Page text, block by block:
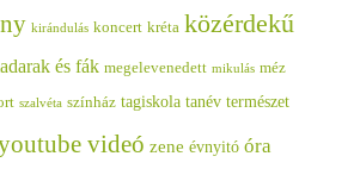
kirándulás koncert kréta közérdekű
és fák megelevenedett mikulás méz
szalvéta színház tagiskola tanév természet
videó zene évnyitó óra